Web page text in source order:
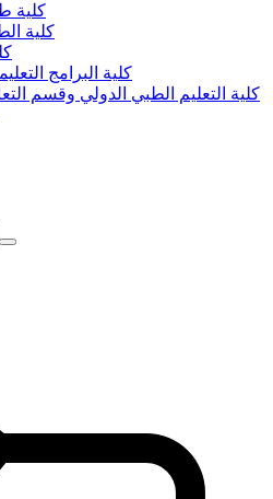
كلية
كلية
كلية البرامج
كلية التعليم الطبي الدولي وقسم